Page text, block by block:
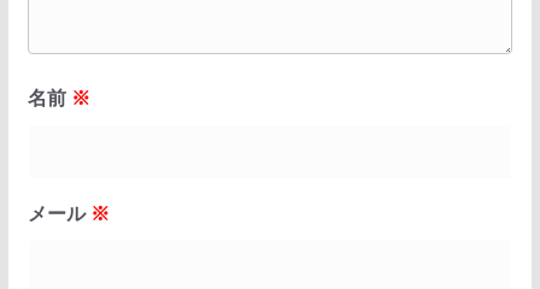
名前 ※
メール ※